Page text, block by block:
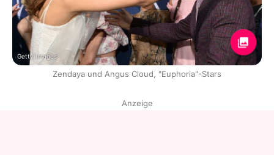
Getty Images
Zendaya und Angus Cloud, "Euphoria"-Stars
Anzeige